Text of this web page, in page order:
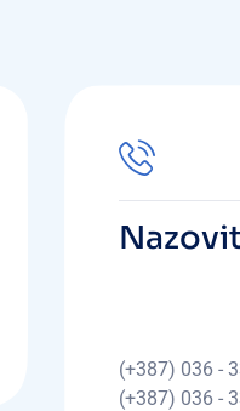
(+387) 036 -
(+387) 036 -